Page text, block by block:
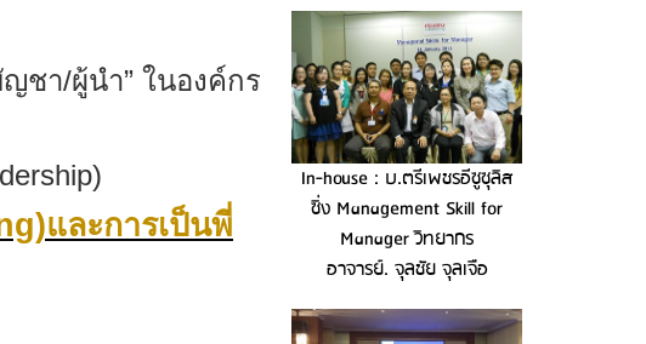
ชา/ผู้นำ” ในองค์กร
และการเป็นพี่
In-house : บ.ตรีเพชรอีซูซุลิส
ซิ่ง Management Skill for
Manager วิทยากร
อาจารย์. จุลชัย จุลเจือ